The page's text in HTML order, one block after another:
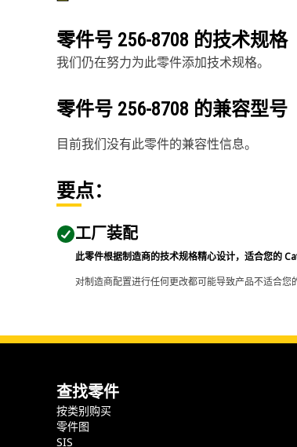
零件号 256-8708 的技术规格
我们仍在努力为此零件添加技术规格。
零件号 256-8708 的兼容型号
目前我们没有此零件的兼容性信息。
要点：
工厂装配
此零件根据制造商的技术规格精心设计，适合您的 Cat
对制造商配置进行任何更改都可能导致产品不适合您
查找零件
按类别购买
零件图
SIS